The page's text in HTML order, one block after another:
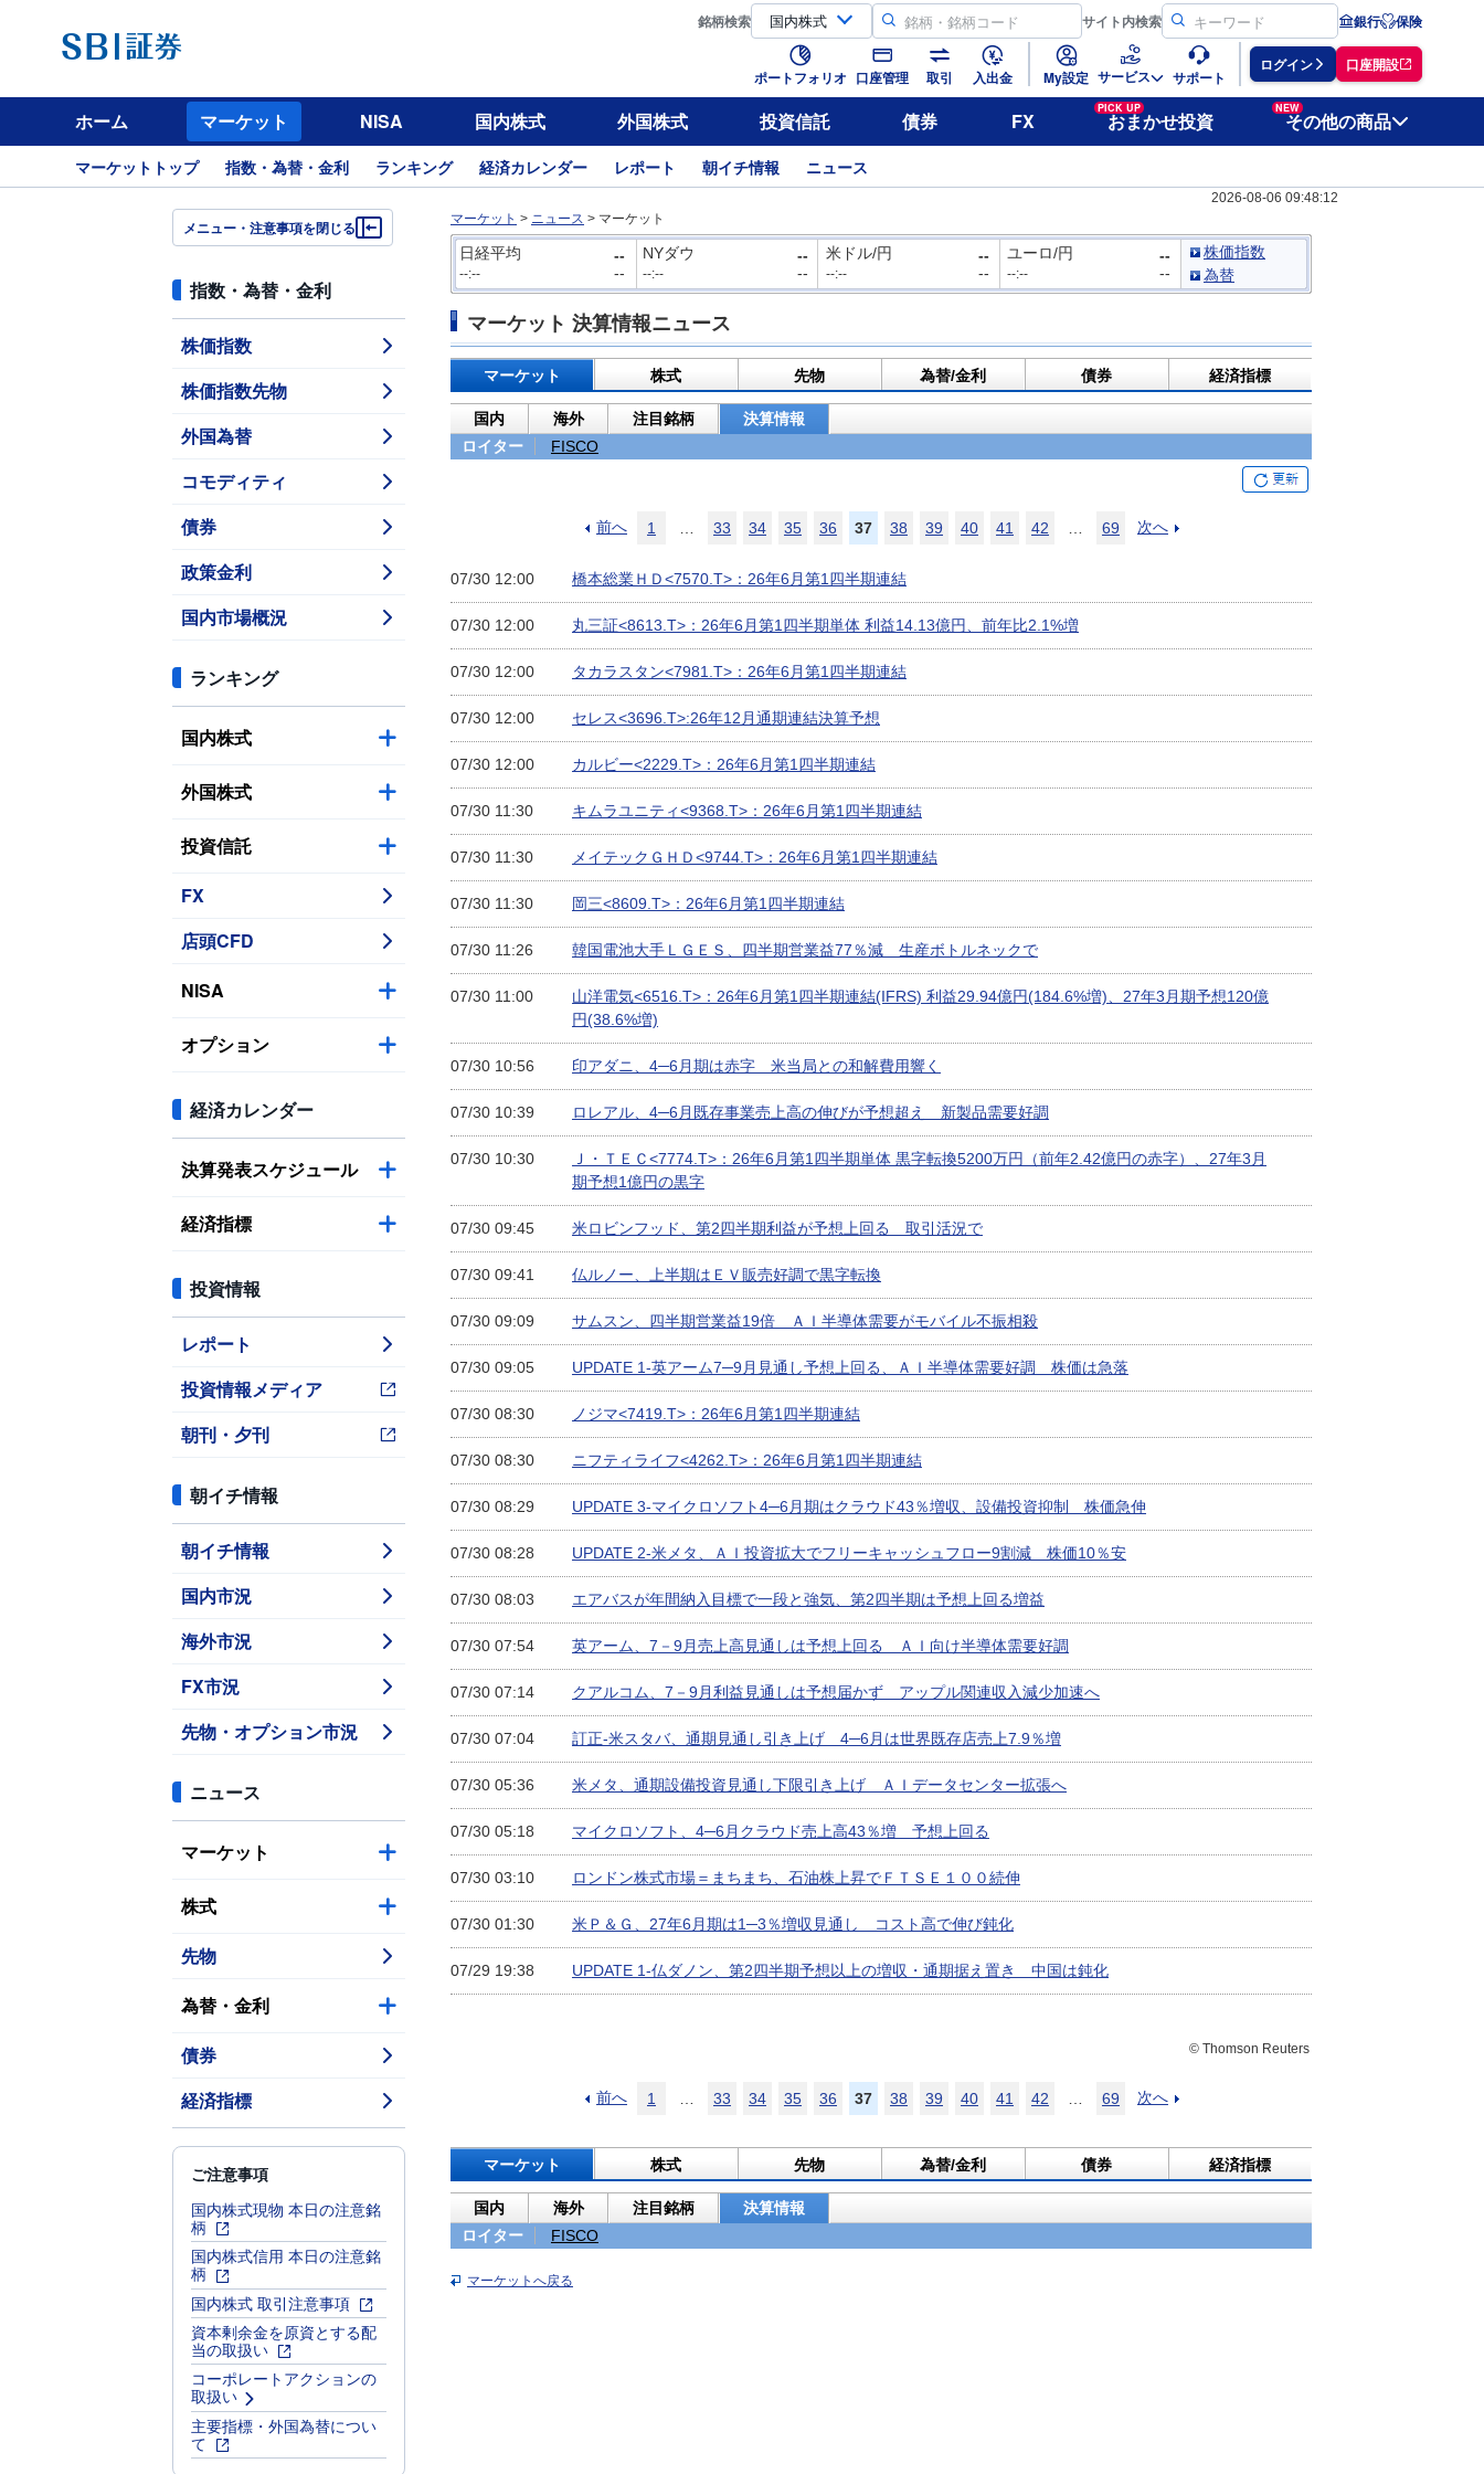
銘柄検索 サイト内検索 銀行 保険
ポートフォリオ 口座管理 取引 入出金 My設定 サービス サポート
ログイン 口座開設
ホーム マーケット NISA 国内株式 外国株式 投資信託 債券 FX
PICK UP
おまかせ投資
NEW
その他の商品
マーケットトップ 指数・為替・金利 ランキング 経済カレンダー レポート 朝イチ情報 ニュース
2026-08-06 09:48:12
メニュー・注意事項を閉じる
指数・為替・金利
株価指数
株価指数先物
外国為替
コモディティ
債券
政策金利
国内市場概況
ランキング
国内株式
外国株式
投資信託
FX
店頭CFD
NISA
オプション
経済カレンダー
決算発表スケジュール
経済指標
投資情報
レポート
投資情報メディア
朝刊・夕刊
朝イチ情報
朝イチ情報
国内市況
海外市況
FX市況
先物・オプション市況
ニュース
マーケット
株式
先物
為替・金利
債券
経済指標
ご注意事項
国内株式現物 本日の注意銘
柄
国内株式信用 本日の注意銘
柄
国内株式 取引注意事項
資本剰余金を原資とする配
当の取扱い
コーポレートアクションの
取扱い
主要指標・外国為替につい
て
マーケット > ニュース > マーケット
日経平均
--:--
--
--
NYダウ
--:--
--
--
米ドル/円
--:--
--
--
ユーロ/円
--:--
--
--
株価指数
為替
マーケット 決算情報ニュース
マーケット 株式 先物 為替/金利 債券 経済指標
国内 海外 注目銘柄
決算情報
ロイター
FISCO
前へ 1 33 34 35 36 37 38 39 40 41 42 69 次へ
07/30 12:00 橋本総業ＨＤ<7570.T>：26年6月第1四半期連結
07/30 12:00 丸三証<8613.T>：26年6月第1四半期単体 利益14.13億円、前年比2.1%増
07/30 12:00 タカラスタン<7981.T>：26年6月第1四半期連結
07/30 12:00 セレス<3696.T>:26年12月通期連結決算予想
07/30 12:00 カルビー<2229.T>：26年6月第1四半期連結
07/30 11:30 キムラユニティ<9368.T>：26年6月第1四半期連結
07/30 11:30 メイテックＧＨＤ<9744.T>：26年6月第1四半期連結
07/30 11:30 岡三<8609.T>：26年6月第1四半期連結
07/30 11:26 韓国電池大手ＬＧＥＳ、四半期営業益77％減 生産ボトルネックで
07/30 11:00
山洋電気<6516.T>：26年6月第1四半期連結(IFRS) 利益29.94億円(184.6%増)、27年3月期予想120億
円(38.6%増)
07/30 10:56 印アダニ、4─6月期は赤字 米当局との和解費用響く
07/30 10:39 ロレアル、4─6月既存事業売上高の伸びが予想超え 新製品需要好調
07/30 10:30
Ｊ・ＴＥＣ<7774.T>：26年6月第1四半期単体 黒字転換5200万円（前年2.42億円の赤字）、27年3月
期予想1億円の黒字
07/30 09:45 米ロビンフッド、第2四半期利益が予想上回る 取引活況で
07/30 09:41 仏ルノー、上半期はＥＶ販売好調で黒字転換
07/30 09:09 サムスン、四半期営業益19倍 ＡＩ半導体需要がモバイル不振相殺
07/30 09:05 UPDATE 1-英アーム7─9月見通し予想上回る、ＡＩ半導体需要好調 株価は急落
07/30 08:30 ノジマ<7419.T>：26年6月第1四半期連結
07/30 08:30 ニフティライフ<4262.T>：26年6月第1四半期連結
07/30 08:29 UPDATE 3-マイクロソフト4─6月期はクラウド43％増収、設備投資抑制 株価急伸
07/30 08:28 UPDATE 2-米メタ、ＡＩ投資拡大でフリーキャッシュフロー9割減 株価10％安
07/30 08:03 エアバスが年間納入目標で一段と強気、第2四半期は予想上回る増益
07/30 07:54 英アーム、7－9月売上高見通しは予想上回る ＡＩ向け半導体需要好調
07/30 07:14 クアルコム、7－9月利益見通しは予想届かず アップル関連収入減少加速へ
07/30 07:04 訂正-米スタバ、通期見通し引き上げ 4─6月は世界既存店売上7.9％増
07/30 05:36 米メタ、通期設備投資見通し下限引き上げ ＡＩデータセンター拡張へ
07/30 05:18 マイクロソフト、4─6月クラウド売上高43％増 予想上回る
07/30 03:10 ロンドン株式市場＝まちまち、石油株上昇でＦＴＳＥ１００続伸
07/30 01:30 米Ｐ＆Ｇ、27年6月期は1─3％増収見通し コスト高で伸び鈍化
07/29 19:38 UPDATE 1-仏ダノン、第2四半期予想以上の増収・通期据え置き 中国は鈍化
© Thomson Reuters
前へ 1 33 34 35 36 37 38 39 40 41 42 69 次へ
マーケット 株式 先物 為替/金利 債券 経済指標
国内 海外 注目銘柄
決算情報
ロイター
FISCO
マーケットへ戻る